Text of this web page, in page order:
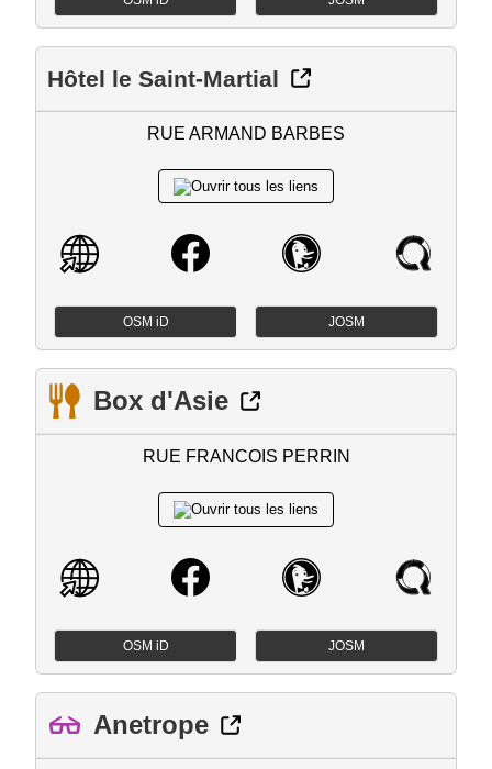
Hôtel le Saint-Martial
RUE ARMAND BARBES
OSM iD JOSM
Box d'Asie
RUE FRANCOIS PERRIN
OSM iD JOSM
Anetrope